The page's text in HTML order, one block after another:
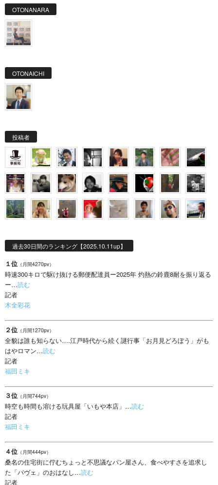
OTONANARA
OTONAICHI
投稿者
過去30日間のランキング【2025.10.11up】
１位 （月間4270pv）
時速300キロで駆け抜ける郵便配達員ー2025年 灼熱の鈴鹿8耐を振り返る
ー…読む
記者
木全彩花
２位 （月間1270pv）
全貌は誰も知らない….江戸時代から続く謎行事「お月見どろぼう」がも
はやロマン…読む
記者
福田ミキ
３位 （月間744pv）
時空も時間も溶ける玩具屋「いもや本店」…読む
記者
福田ミキ
４位 （月間444pv）
桑名の住宅街に佇むちょっと不思議なパン屋さん、食べやすさを追求し
た「パヴェ」のおはなし…読む
記者